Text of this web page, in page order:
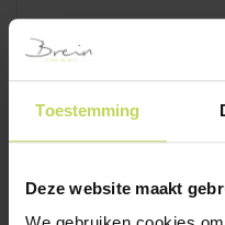
Toestemming
Deze website maakt
ACCESSOIRES
Sierkussens